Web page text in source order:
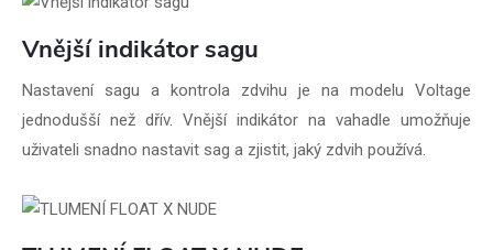
Vnější indikátor sagu
Nastavení sagu a kontrola zdvihu je na modelu Voltage
jednodušší než dřív. Vnější indikátor na vahadle umožňuje
uživateli snadno nastavit sag a zjistit, jaký zdvih používá.